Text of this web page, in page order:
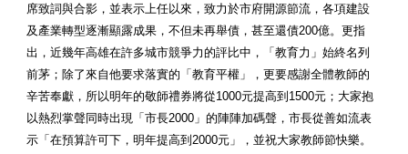
席致詞與合影，並表示上任以來，致力於市府開源節流，各項建設
及產業轉型逐漸顯露成果，不但未再舉債，甚至還債200億。更指
出，近幾年高雄在許多城市競爭力的評比中，「教育力」始終名列
前茅；除了來自他要求落實的「教育平權」，更要感謝全體教師的
辛苦奉獻，所以明年的敬師禮券將從1000元提高到1500元；大家抱
以熱烈掌聲同時出現「市長2000」的陣陣加碼聲，市長從善如流表
示「在預算許可下，明年提高到2000元」，並祝大家教師節快樂。